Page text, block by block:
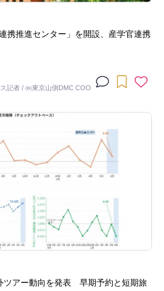
携推進センター」を開設、産学官連携
記者 / ㈱東京山側DMC COO
ツアー動向を発表 早期予約と短期旅